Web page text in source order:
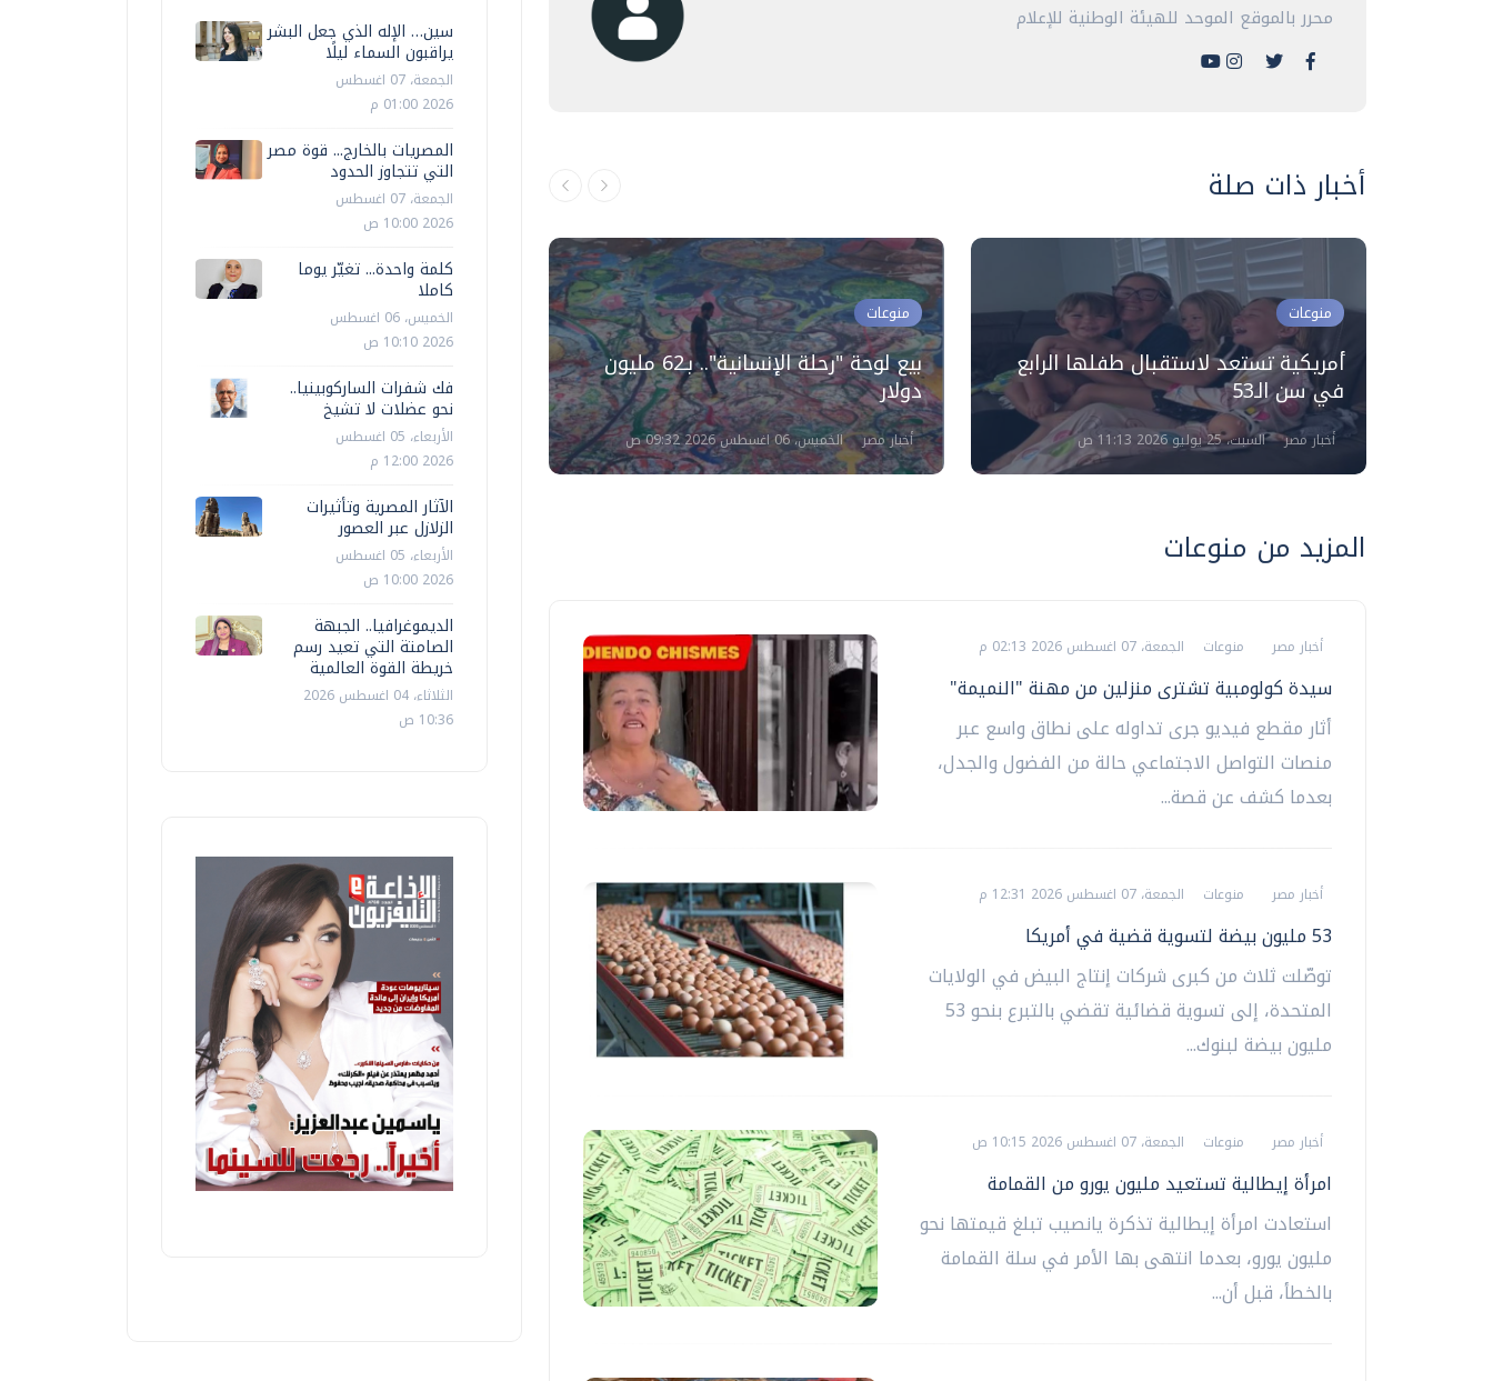
محرر بالموقع الموحد للهيئة الوطنية للإعلام
أخبار ذات صلة
منوعات
شمال أوروبا
أخبار مصر السبت، 20 يونيه 2026 09:27 ص
منوعات
بيع لوحة "رحلة الإنسانية".. بـ62 مليون
دولار
أخبار مصر الخميس، 06 اغسطس 2026 09:32 ص
منوعات
أمريكية تستعد لاستقبال طفلها الرابع
في سن الـ53
أخبار مصر السبت، 25 يوليو 2026 11:13 ص
المزيد من منوعات
أخبار مصر منوعات الجمعة، 07 اغسطس 2026 02:13 م
سيدة كولومبية تشترى منزلين من مهنة "النميمة"
أثار مقطع فيديو جرى تداوله على نطاق واسع عبر
منصات التواصل الاجتماعي حالة من الفضول والجدل،
بعدما كشف عن قصة...
أخبار مصر منوعات الجمعة، 07 اغسطس 2026 12:31 م
53 مليون بيضة لتسوية قضية في أمريكا
توصّلت ثلاث من كبرى شركات إنتاج البيض في الولايات
المتحدة، إلى تسوية قضائية تقضي بالتبرع بنحو 53
مليون بيضة لبنوك...
أخبار مصر منوعات الجمعة، 07 اغسطس 2026 10:15 ص
امرأة إيطالية تستعيد مليون يورو من القمامة
استعادت امرأة إيطالية تذكرة يانصيب تبلغ قيمتها نحو
مليون يورو، بعدما انتهى بها الأمر في سلة القمامة
بالخطأ، قبل أن...
سين… الإله الذي جعل البشر
يراقبون السماء ليلًا
الجمعة، 07 اغسطس
2026 01:00 م
المصريات بالخارج... قوة مصر
التي تتجاوز الحدود
الجمعة، 07 اغسطس
2026 10:00 ص
كلمة واحدة... تغيّر يوما
كاملا
الخميس، 06 اغسطس
2026 10:10 ص
فك شفرات الساركوبينيا..
نحو عضلات لا تشيخ
الأربعاء، 05 اغسطس
2026 12:00 م
الآثار المصرية وتأثيرات
الزلازل عبر العصور
الأربعاء، 05 اغسطس
2026 10:00 ص
الديموغرافيا.. الجبهة
الصامتة التي تعيد رسم
خريطة القوة العالمية
الثلاثاء، 04 اغسطس 2026
10:36 ص